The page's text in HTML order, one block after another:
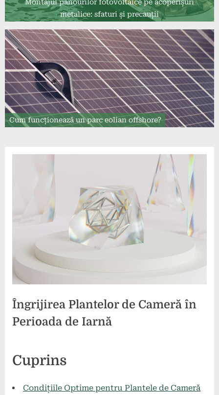
Montajul panourilor fotovoltaice pe acoperișuri
metalice: sfaturi și precauții
Cum funcționează un parc eolian offshore?
Îngrijirea Plantelor de Cameră în
Perioada de Iarnă
on
iunie
Cuprins
Condițiile Optime pentru Plantele de Cameră